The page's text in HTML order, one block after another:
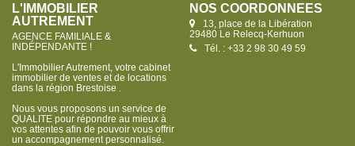
L'IMMOBILIER
AUTREMENT
AGENCE FAMILIALE &
INDÉPENDANTE !
L'Immobilier Autrement, votre cabinet
immobilier de ventes et de locations
dans la région Brestoise .
Nous vous proposons un service de
QUALITE pour répondre au mieux à
vos attentes afin de pouvoir vous offrir
un accompagnement personnalisé.
NOS COORDONNÉES
13, place de la Libération
29480 Le Relecq-Kerhuon
Tél. : +33 2 98 30 49 59